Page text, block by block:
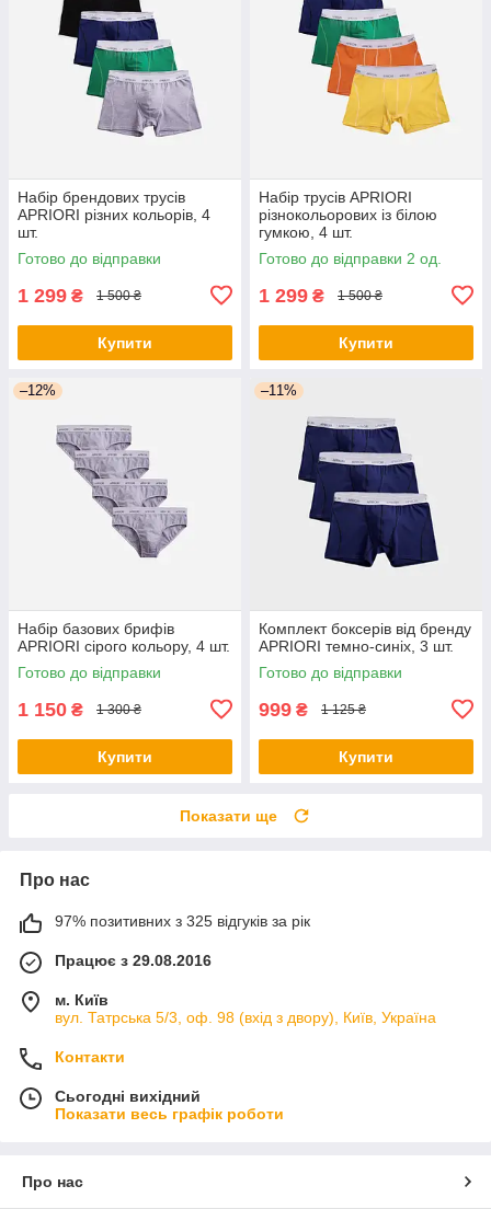
Набір брендових трусів
APRIORI різних кольорів, 4
шт.
Готово до відправки
1 299 ₴ 1 500 ₴
Купити
Набір трусів APRIORI
різнокольорових із білою
гумкою, 4 шт.
Готово до відправки 2 од.
1 299 ₴ 1 500 ₴
Купити
–12%
Набір базових брифів
APRIORI сірого кольору, 4 шт.
Готово до відправки
1 150 ₴ 1 300 ₴
Купити
–11%
Комплект боксерів від бренду
APRIORI темно-синіх, 3 шт.
Готово до відправки
999 ₴ 1 125 ₴
Купити
Показати ще
Про нас
97% позитивних з 325 відгуків за рік
Працює з 29.08.2016
м. Київ
вул. Татрська 5/3, оф. 98 (вхід з двору), Київ, Україна
Контакти
Сьогодні вихідний
Показати весь графік роботи
Про нас